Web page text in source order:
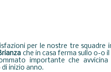
per le nostre tre squadre
che in casa ferma sullo 0-0 il
importante che
inizio anno.